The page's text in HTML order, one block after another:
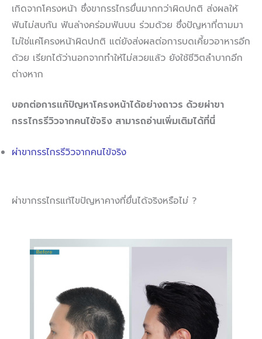
เกิดจากโครงหน้า ซึ่งขากรรไกรยื่นมากกว่าผิดปกติ ส่งผลให้
ฟันไม่สบกัน ฟันล่างคร่อมฟันบน ร่วมด้วย ซึ่งปัญหาที่ตามมา
ไม่ใช่แค่โครงหน้าผิดปกติ แต่ยังส่งผลต่อการบดเคี้ยวอาหารอีก
ด้วย เรียกได้ว่านอกจากทำให้ไม่สวยแล้ว ยังใช้ชีวิตลำบากอีก
ต่างหาก
บอกต่อการแก้ปัญหาโครงหน้าได้อย่างถาวร ด้วยผ่าขา
กรรไกรรีวิวจากคนไข้จริง สามารถอ่านเพิ่มเติมได้ที่นี่
ผ่าขากรรไกรรีวิวจากคนไข้จริง
ผ่าขากรรไกรแก้ไขปัญหาคางที่ยื่นได้จริงหรือไม่ ?